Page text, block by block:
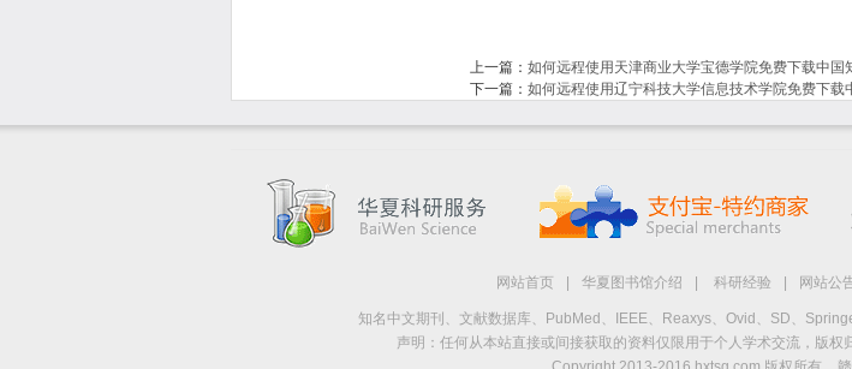
上一篇： 如何远程使用天津商业大学宝德学院免费下载中国
下一篇： 如何远程使用辽宁科技大学信息技术学院免费下载
网站首页 华夏图书馆介绍 科研经验 网站公
知名中文期刊、文献数据库、PubMed、IEEE、Reaxys、Ovid、SD、
声明：任何从本站直接或间接获取的资料仅限用于个人学术交流，版